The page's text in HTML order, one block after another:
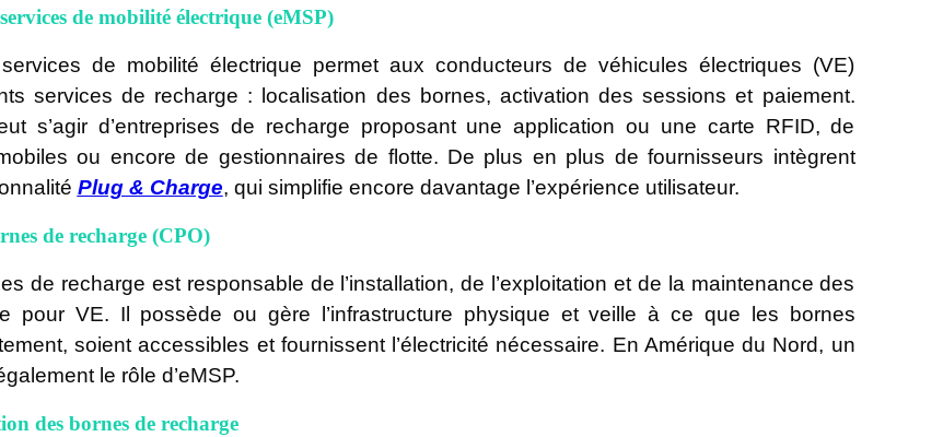
de mobilité électrique (eMSP)
de mobilité électrique permet aux conducteurs de véhicules électriques (VE)
services de recharge : localisation des bornes, activation des sessions et paiement.
s’agir d’entreprises de recharge proposant une application ou une carte RFID, de
ou encore de gestionnaires de flotte. De plus en plus de fournisseurs intègrent
Plug & Charge, qui simplifie encore davantage l’expérience utilisateur.
de recharge (CPO)
de recharge est responsable de l’installation, de l’exploitation et de la maintenance des
pour VE. Il possède ou gère l’infrastructure physique et veille à ce que les bornes
soient accessibles et fournissent l’électricité nécessaire. En Amérique du Nord, un
le rôle d’eMSP.
des bornes de recharge